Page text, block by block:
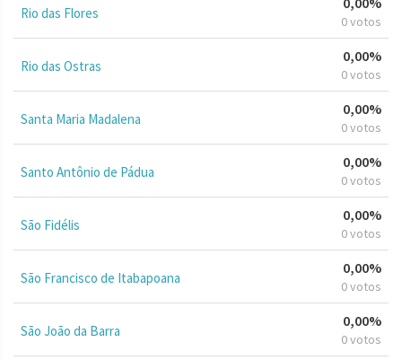
Rio das Flores 0 votos
Rio das Ostras
0,00%
0 votos
Santa Maria Madalena
0,00%
0 votos
Santo Antônio de Pádua
0,00%
0 votos
São Fidélis
0,00%
0 votos
São Francisco de Itabapoana
0,00%
0 votos
São João da Barra
0,00%
0 votos